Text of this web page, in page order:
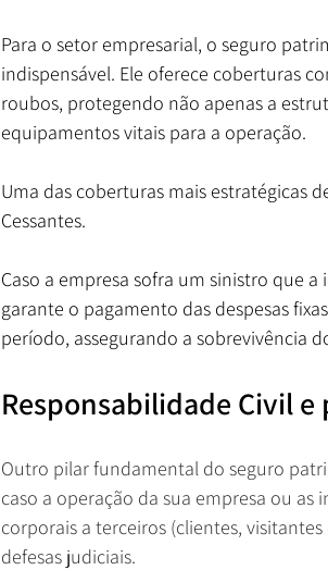
Para o setor empresarial, o seguro
indispensável. Ele oferece coberturas
roubos, protegendo não apenas a
equipamentos vitais para a operação.
Uma das coberturas mais estratégicas
Cessantes.
Caso a empresa sofra um sinistro que
garante o pagamento das despesas
período, assegurando a sobrevivência
Responsabilidade Civil
Outro pilar fundamental do seguro
caso a operação da sua empresa ou
corporais a terceiros (clientes,
defesas judiciais.